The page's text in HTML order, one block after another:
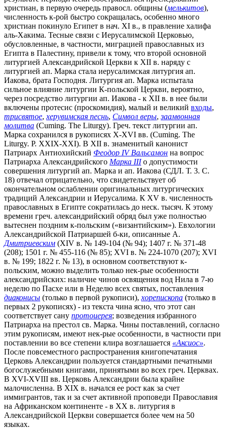
христиан, в первую очередь правосл. общины (мелькитов),
численность к-рой быстро сокращалась, особенно много
христиан покинуло Египет в нач. XI в., в правление халифа
аль-Хакима. Тесные связи с Иерусалимской Церковью,
обусловленные, в частности, миграцией православных из
Египта в Палестину, привели к тому, что второй основной
литургией Александрийской Церкви к XII в. наряду с
литургией ап. Марка стала иерусалимская литургия ап.
Иакова, брата Господня. Литургия ап. Марка испытала
сильное влияние литургии К-польской Церкви, вероятно,
через посредство литургии ап. Иакова - к XII в. в нее были
включены протесис (проскомидия), малый и великий входы,
трисвятое, херувимская песнь, Символ веры,заамвонная
молитва (Cuming. The Liturgy). Греч. текст литургии ап.
Марка сохранился в рукописях X-XVI вв. (Cuming. The
Liturgy. P. XXIX-XXI). В XII в. знаменитый канонист
Патриарх Антиохийский Феодор IV Вальсамон на вопрос
Патриарха Александрийского Марка IIIо допустимости
совершения литургий ап. Марка и ап. Иакова (СДЛ. Т. 3. С.
18) отвечал отрицательно, что свидетельствует об
окончательном ослаблении оригинальных литургических
традиций Александрии и Иерусалима. К XV в. численность
православных в Египте сократилась до неск. тысяч. К этому
времени греч. александрийский обряд был уже полностью
вытеснен поздним к-польским («византийским»). Евхологии
Александрийской Патриаршей б-ки, описанные А.
Дмитриевским (XIV в. № 149-104 (№ 94); 1407 г. № 371-48
(208); 1501 г. № 455-116 (№ 85); XVI в. № 224-1070 (207); XVI
в. № 199; 1822 г. № 13), в основном соответствуют к-
польским, можно выделить только нек-рые особенности
александрийских: наличие чинов освящения вод Нила в 7-ю
неделю по Пасхе или в Неделю всех святых, поставления
диаконисы (только в первой рукописи), хорепископа (только в
первых 2 рукописях) - из текста чина ясно, что этот сан
соответствует сану протоиерея; возведения избранного
Патриарха на престол св. Марка. Чины поставлений, согласно
этим рукописям, имеют нек-рые особенности, в частности при
поставлении во все степени клира возглашается «Аксиос».
После повсеместного распространения книгопечатания
Церковь Александрии пользуется стандартными печатными
богослужебными книгами, принятыми во всех греч. Церквах.
В XVI-XVIII вв. Церковь Александрии была крайне
малочисленна. В XIX в. начался ее рост как за счет
иммигрантов, так и за счет активной проповеди Православия
на Африканском континенте - в XX в. литургия в
Александрийской Церкви совершается более чем на 50
языках.